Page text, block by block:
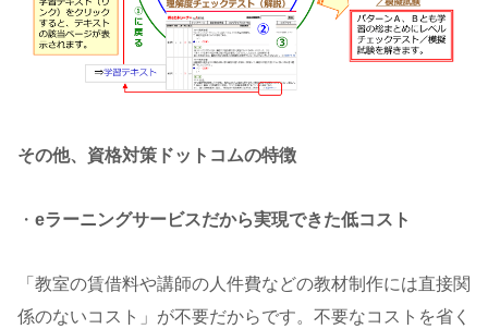
その他、資格対策ドットコムの特徴
・ eラーニングサービスだから実現できた低コスト
「教室の賃借料や講師の人件費などの教材制作には直接関
係のないコスト」が不要だからです。不要なコストを省く